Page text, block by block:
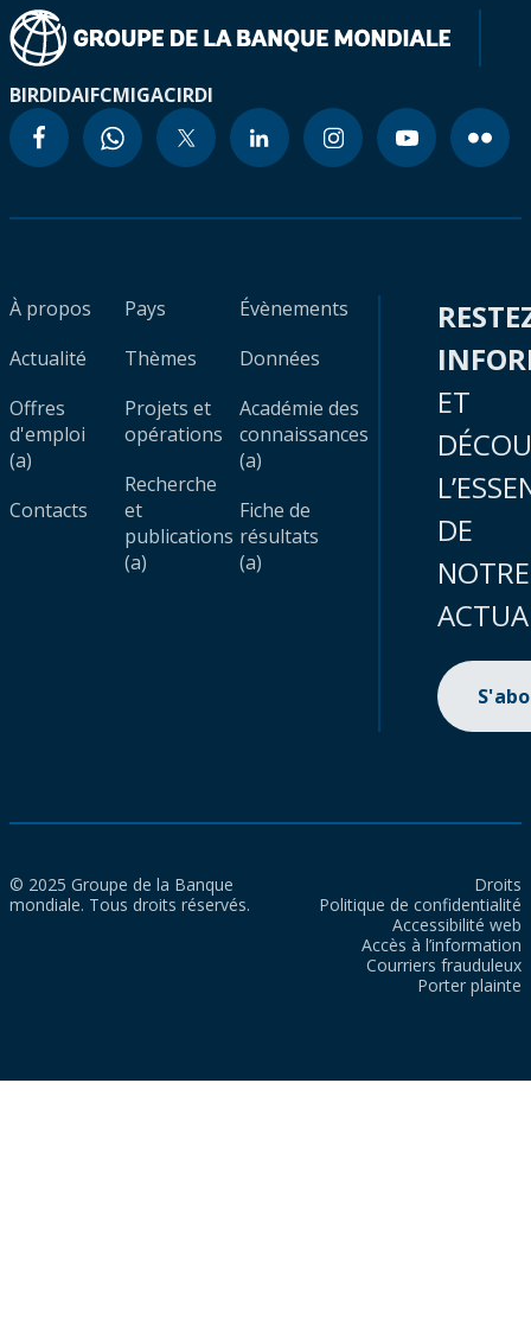
BIRDIDAIFCMIGACIRDI
À propos
Actualité
Offres
d'emploi
(a)
Contacts
Pays
Thèmes
Projets et
opérations
Recherche
et
publications
(a)
Évènements
Données
Académie des
connaissances
(a)
Fiche de
résultats
(a)
ET
DE
NOTRE
© 2025 Groupe de la Banque
mondiale. Tous droits réservés.
Droits
Politique de confidentialité
Accessibilité web
Accès à l’information
Courriers frauduleux
Porter plainte